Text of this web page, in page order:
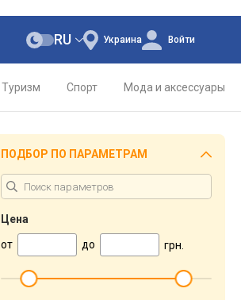
Украина
RU Войти
Туризм Спорт Мода и аксессуары
ПОДБОР ПО ПАРАМЕТРАМ
Цена
от
до грн.